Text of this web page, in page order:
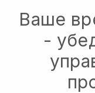
Ваше
-